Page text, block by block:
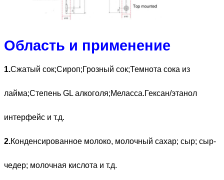
Область и применение
1.Сжатый сок;Сироп;Грозный сок;Темнота сока из
лайма;Степень GL алкоголя;Меласса.Гексан/этанол
интерфейс и т.д.
2.Конденсированное молоко, молочный сахар; сыр; сыр-
чедер; молочная кислота и т.д.